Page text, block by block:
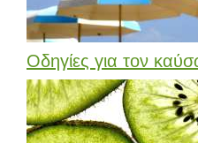
Οδηγίες για τον